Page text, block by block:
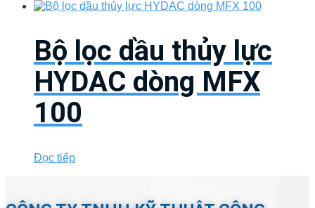
Bộ lọc dầu thủy lực
HYDAC dòng MFX
100
Đọc tiếp